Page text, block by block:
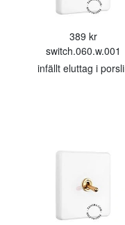
389 kr
switch.060.w.001
infällt eluttag i